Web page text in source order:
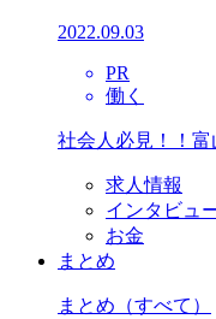
2022.09.03
PR
働く
社会人必見！！富
求人情報
インタビュ
お金
まとめ
まとめ （すべて）